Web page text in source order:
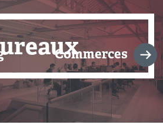
Commerces